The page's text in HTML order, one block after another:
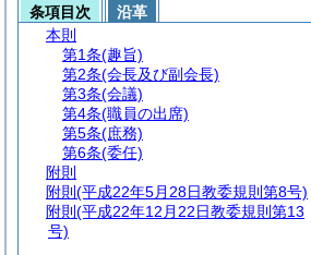
条項目次
沿革
本則
第1条(趣旨)
第2条(会長及び副会長)
第3条(会議)
第4条(職員の出席)
第5条(庶務)
第6条(委任)
附則
附則 (平成22年5月28日教委規則第8号)
附則 (平成22年12月22日教委規則第13
号)